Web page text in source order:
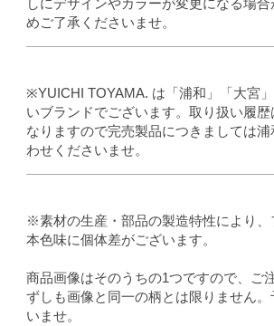
しにデザインやカラーが変更になる場
めご了承くださいませ。
※YUICHI TOYAMA. は「浦和」「大宮
いブランドでございます。取り扱い履歴
なりますので完売製品につきましては
わせくださいませ。
※素材の生産・部品の製造特性により、
本色味に個体差がございます。
商品画像はそのうちの1つですので、ご
ずしも画像と同一の柄とは限りません。
いませ。